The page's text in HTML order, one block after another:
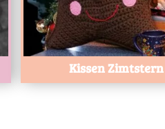
Kissen Zimtstern